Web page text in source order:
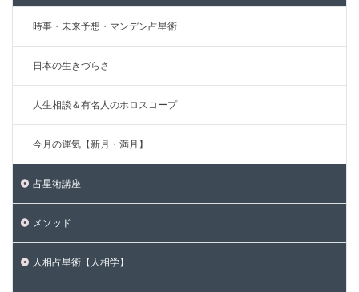
時事・未来予想・マンデン占星術
日本の生きづらさ
人生相談＆有名人のホロスコープ
今月の運気【新月・満月】
占星術講座
メソッド
人相占星術【人相学】